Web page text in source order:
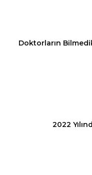
Doktorların
2022